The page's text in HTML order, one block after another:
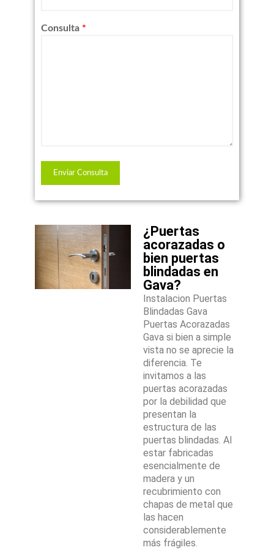
Consulta *
¿Puertas
acorazadas o
bien puertas
blindadas en
Gava?
Instalacion Puertas
Blindadas Gava
Puertas Acorazadas
Gava si bien a simple
vista no se aprecie la
diferencia. Te
invitamos a las
puertas acorazadas
por la debilidad que
presentan la
estructura de las
puertas blindadas. Al
estar fabricadas
esencialmente de
madera y un
recubrimiento con
chapas de metal que
las hacen
considerablemente
más frágiles.